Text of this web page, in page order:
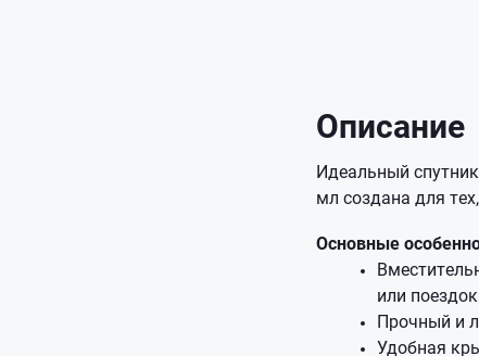
Описание
Идеальный
мл создана для
Основные
или
Прочный и
Удобная